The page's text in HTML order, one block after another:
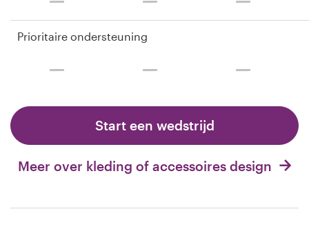
Prioritaire ondersteuning
Start een wedstrijd
Meer over kleding of accessoires design